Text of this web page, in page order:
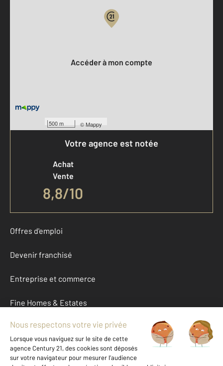
500 m ©Mappy
Accéder à mon compte
Votre agence est notée
Achat
Vente
8,8/10
Offres d'emploi
Devenir franchisé
Entreprise et commerce
Fine Homes & Estates
À propos
International